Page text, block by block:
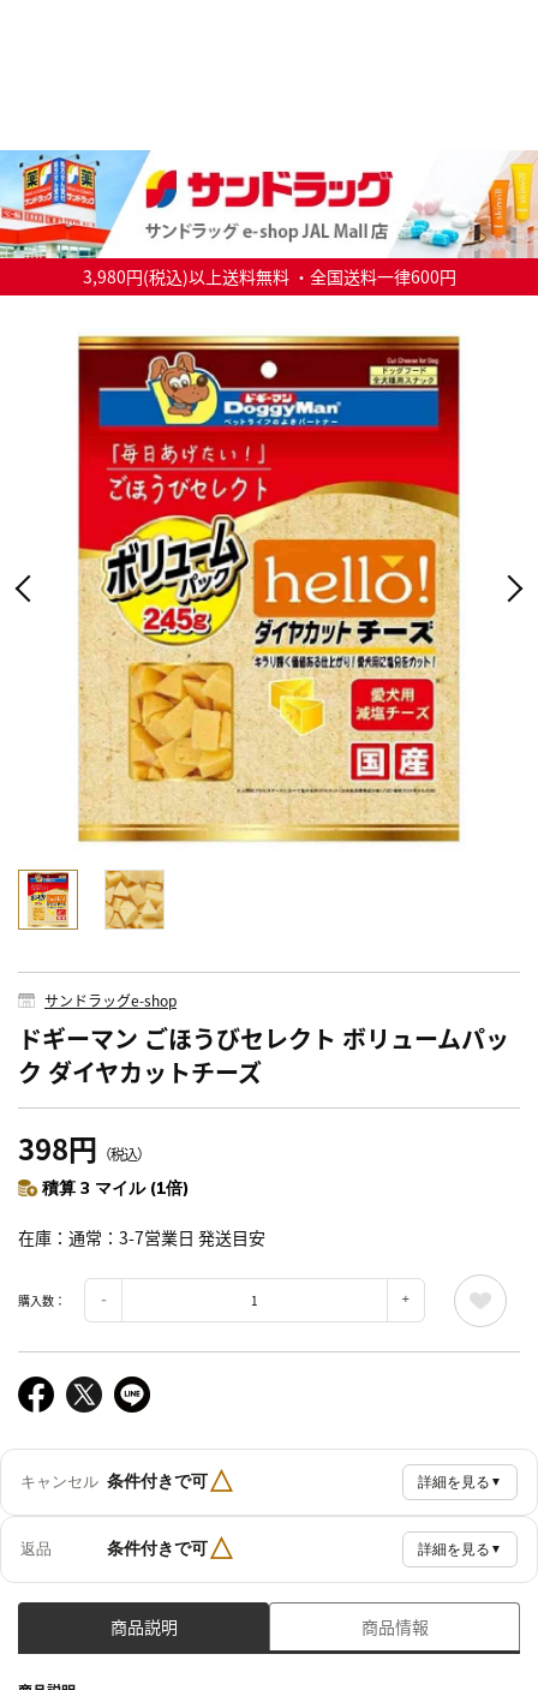
3,980円(税込)以上送料無料 ・全国送料一律600円
サンドラッグe-shop
ドギーマン ごほうびセレクト ボリュームパッ
ク ダイヤカットチーズ
398円 （税込）
積算 3 マイル (1倍)
在庫 通常：3-7営業日 発送目安
購入数：
キャンセル 条件付きで可△ 詳細を見る ▼
返品 条件付きで可△ 詳細を見る ▼
商品説明 商品情報